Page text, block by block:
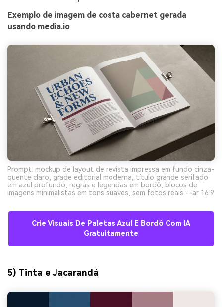
Exemplo de imagem de costa cabernet gerada
usando media.io
Prompt: mockup de layout de revista impressa em fundo cinza-
quente claro, grade editorial moderna, título grande serifado
em azul profundo, regras e legendas em bordô, blocos de
imagens minimalistas em tons suaves, sem fotos reais --ar 16:9
Crie Visuais De Paletas Azul E Bordô Com IA
Gratuitamente
5) Tinta e Jacarandá